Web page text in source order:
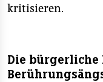
kritisieren.
Die